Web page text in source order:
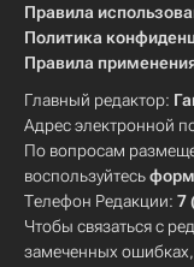
Правила
Политика
Правила
Главный редактор:
Адрес электронной
По вопросам
воспользуйтесь
Телефон Редакции: 7
Чтобы связаться с
замеченных ошибках,